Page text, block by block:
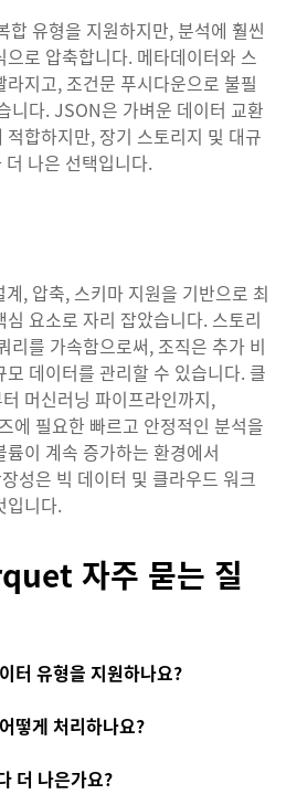
유형을 지원하지만, 분석에 훨씬
로 압축합니다. 메타데이터와 스
지고, 조건문 푸시다운으로 불필
니다. JSON은 가벼운 데이터 교환
합하지만, 장기 스토리지 및 대규
나은 선택입니다.
, 압축, 스키마 지원을 기반으로 최
요소로 자리 잡았습니다. 스토리
리를 가속함으로써, 조직은 추가 비
데이터를 관리할 수 있습니다. 클
머신러닝 파이프라인까지,
에 필요한 빠르고 안정적인 분석을
이 계속 증가하는 환경에서
성은 빅 데이터 및 클라우드 워크
입니다.
자주 묻는 질
터 유형을 지원하나요?
유형까지 폭넓게 지원합니다. 이러한
처리할 수 있습니다.
떻게 처리하나요?
다. 런 렝스 인코딩, 딕셔너리 인코
더 나은가요?